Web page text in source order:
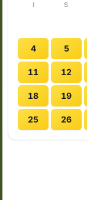
I S
4 5
11 12
18 19
25 26